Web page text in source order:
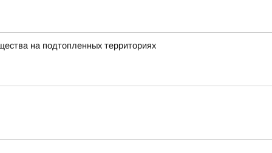
на подтопленных территориях